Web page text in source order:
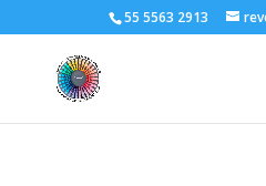
55 5563 2913